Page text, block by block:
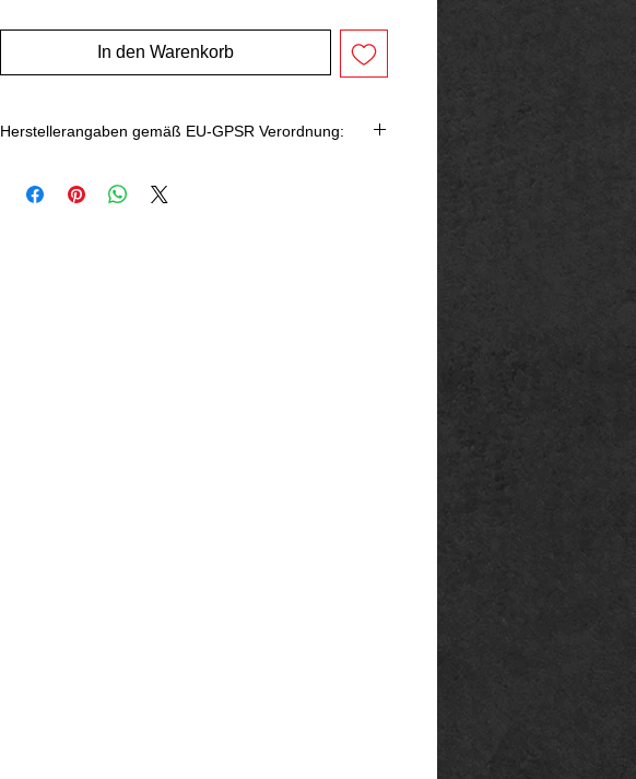
In den Warenkorb
Herstellerangaben gemäß EU-GPSR Verordnung:
Marlo Schwarz